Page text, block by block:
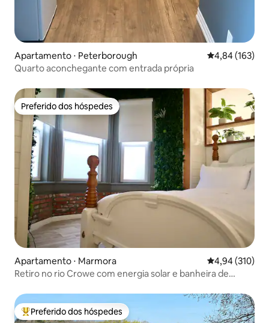
Apartamento ⋅ Peterborough 4,84 de uma
4,84 (163)
Quarto aconchegante com entrada própria
Preferido dos hóspedes
Preferido dos hóspedes
Apartamento ⋅ Marmora 4,94 de uma
4,94 (310)
Retiro no rio Crowe com energia solar e banheira de
Entre os melhores preferidos dos hóspedes
Preferido dos hóspedes